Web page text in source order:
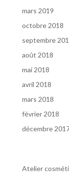
mars 2019
octobre 2018
septembre
août 2018
mai 2018
avril 2018
mars 2018
février 2018
décembre
Atelier